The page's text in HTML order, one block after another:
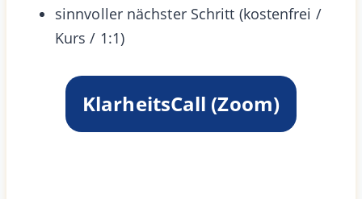
sinnvoller nächster Schritt (kostenfrei /
Kurs / 1:1)
KlarheitsCall (Zoom)